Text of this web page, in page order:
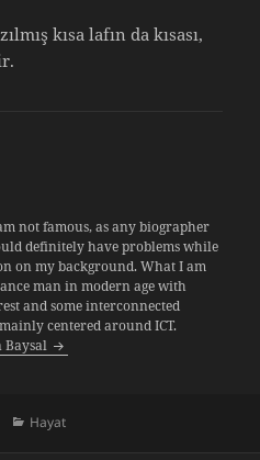
kısa lafın da kısası,
not famous, as any biographer
definitely have problems while
on my background. What I am
man in modern age with
and some interconnected
centered around ICT.
Baysal
Categories
Hayat